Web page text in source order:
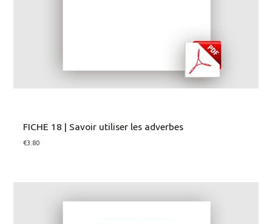
FICHE 18 | Savoir utiliser les adverbes
€3.80